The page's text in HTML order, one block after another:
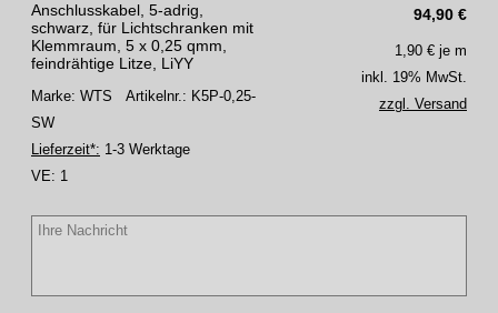
94,90 €
Anschlusskabel, 5-adrig,
schwarz, für Lichtschranken mit
Klemmraum, 5 x 0,25 qmm,
feindrähtige Litze, LiYY
Marke: WTS Artikelnr.: K5P-0,25-
SW
Lieferzeit*: 1-3 Werktage
VE: 1
1,90 € je m
inkl. 19% MwSt.
zzgl. Versand